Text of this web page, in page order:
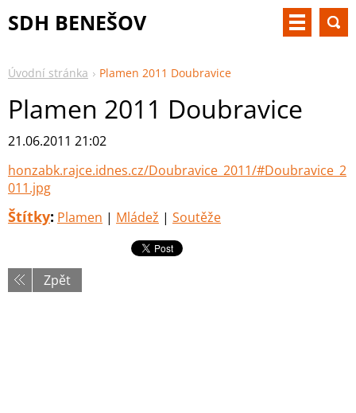
SDH BENEŠOV
Úvodní stránka Plamen 2011 Doubravice
Plamen 2011 Doubravice
21.06.2011 21:02
honzabk.rajce.idnes.cz/Doubravice_2011/#Doubravice_2
011.jpg
Štítky: Plamen | Mládež | Soutěže
Zpět